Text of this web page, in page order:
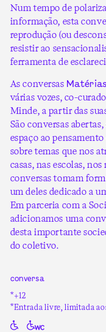
Num tempo de
informação, esta
reprodução (ou
resistir ao
ferramenta de
As conversas
várias vozes, co-
Minde, a partir das
São conversas
espaço ao
sobre temas que nos
casas, nas escolas,
conversas tomam
um deles dedicado a
Em parceria com a
adicionamos uma
desta importante
do coletivo.
conversa
*+12
*Entrada livre, limitada